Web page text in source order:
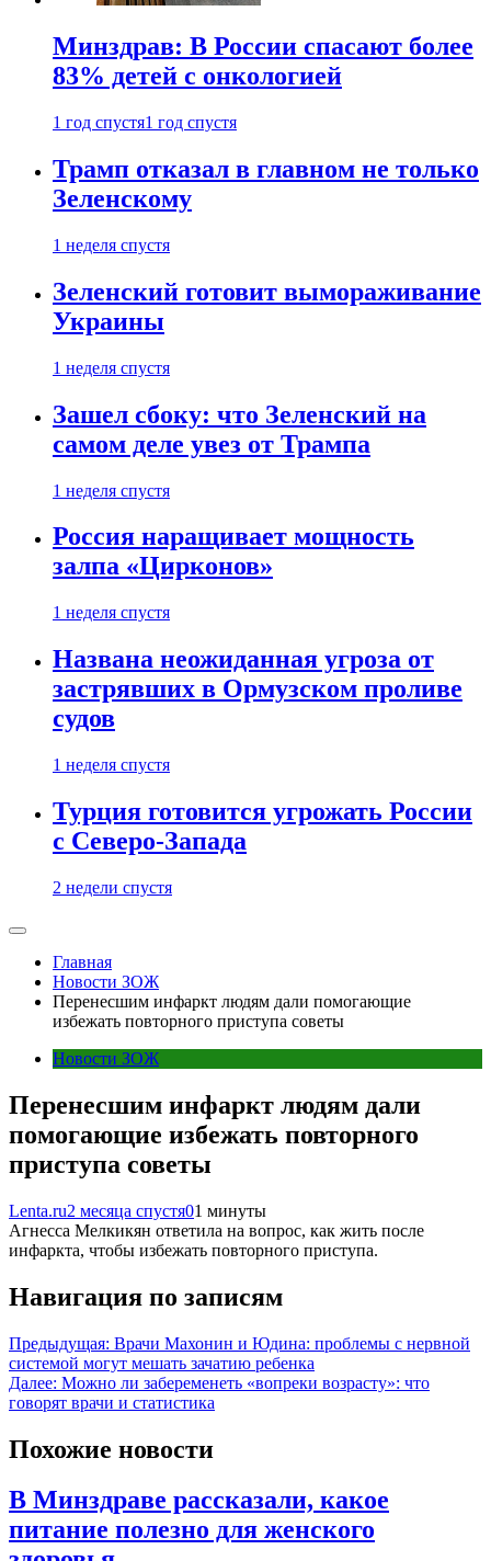
Минздрав: В России спасают более
83% детей с онкологией
1 год спустя1 год спустя
Трамп отказал в главном не только
Зеленскому
1 неделя спустя
Зеленский готовит вымораживание
Украины
1 неделя спустя
Зашел сбоку: что Зеленский на
самом деле увез от Трампа
1 неделя спустя
Россия наращивает мощность
залпа «Цирконов»
1 неделя спустя
Названа неожиданная угроза от
застрявших в Ормузском проливе
судов
1 неделя спустя
Турция готовится угрожать России
с Северо-Запада
2 недели спустя
Главная
Новости ЗОЖ
Перенесшим инфаркт людям дали помогающие
избежать повторного приступа советы
Новости ЗОЖ
Перенесшим инфаркт людям дали
помогающие избежать повторного
приступа советы
Lenta.ru2 месяца спустя01 минуты
Агнесса Мелкикян ответила на вопрос, как жить после
инфаркта, чтобы избежать повторного приступа.
Навигация по записям
Предыдущая: Врачи Махонин и Юдина: проблемы с нервной
системой могут мешать зачатию ребенка
Далее: Можно ли забеременеть «вопреки возрасту»: что
говорят врачи и статистика
Похожие новости
В Минздраве рассказали, какое
питание полезно для женского